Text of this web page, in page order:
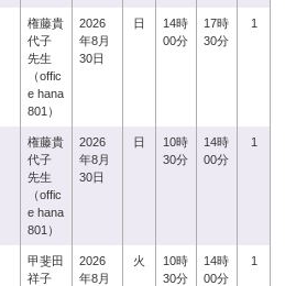
権藤貴
代子
先生
（offic
e hana
801）
2026
年8月
30日
日
14時
00分
17時
30分
1
権藤貴
代子
先生
（offic
e hana
801）
2026
年8月
30日
日
10時
30分
14時
00分
1
甲斐田
祥子
2026
年8月
火
10時
30分
14時
00分
1